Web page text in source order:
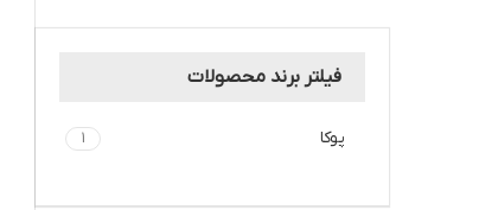
فیلتر برند محصولات
پوكا 1